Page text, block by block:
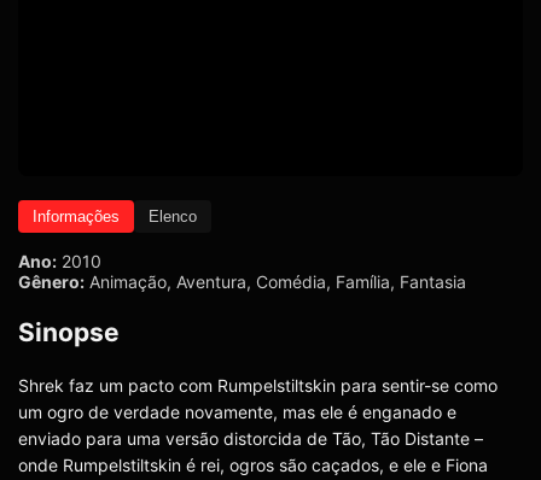
Informações Elenco
Ano: 2010
Gênero: Animação, Aventura, Comédia, Família, Fantasia
Sinopse
Shrek faz um pacto com Rumpelstiltskin para sentir-se como
um ogro de verdade novamente, mas ele é enganado e
enviado para uma versão distorcida de Tão, Tão Distante –
onde Rumpelstiltskin é rei, ogros são caçados, e ele e Fiona